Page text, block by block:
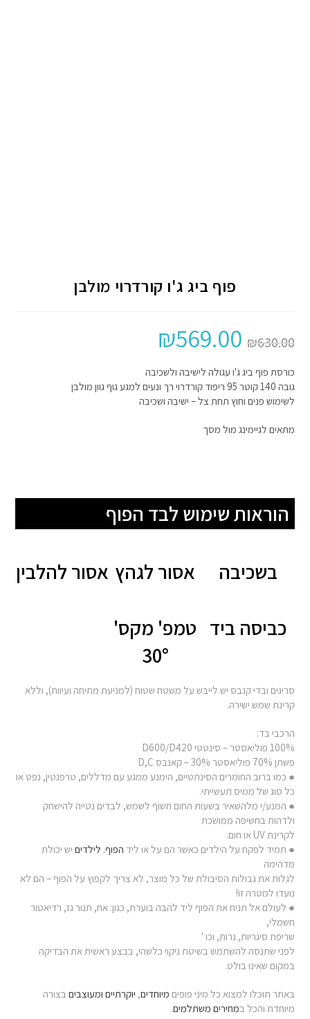
פוף ביג ג'ו קורדרוי מולבן
₪630.00
₪569.00
כורסת פוף ביג ג'ו עגולה לישיבה ולשכיבה
גובה 140 קוטר 95 ריפוד קורדרוי רך ונעים למגע גוף גוון מולבן
לשימוש פנים וחוץ תחת צל – ישיבה ושכיבה
מתאים לגיימינג מול מסך
הוראות שימוש לבד הפוף
בשכיבה אסור לגהץ אסור להלבין
כביסה ביד טמפ' מקס'
30°
סריגים ובדי קנבס יש לייבש על משטח שטוח (למניעת מתיחה ועיוות), וללא
קרינת שמש ישירה.
הרכבי בד:
100% פוליאסטר – סינטטי D600/D420
פשתן 70% פוליאסטר 30% – קאנבס D,C
● כמו ברוב החומרים הסינתטיים, הימנע ממגע עם מדללים, טרפנטין, נפט או
כל סוג של ממיס תעשייתי.
● המנע/י מלהשאיר בשעות החום חשוף לשמש, לבדים נטייה להישחק
ולדהות בחשיפה ממושכת
לקרינת UV או חום.
● תמיד לפקח על הילדים כאשר הם על או ליד הפוף. לילדים יש יכולת
מדהימה
לגלות את גבולות הסיבולת של כל מוצר, לא צריך לקפוץ על הפוף – הם לא
נועדו למטרה זו!
● לעולם אל תניח את הפוף ליד להבה בוערת, כגון: אח, תנור גז, רדיאטור
חשמלי,
שריפת סיגריות, נרות, וכו '
לפני שתנסה להשתמש בשיטת ניקוי כלשהי, בבצע ראשית את הבדיקה
במקום שאינו בולט.
באתר תוכלו למצוא כל מיני פופים מיוחדים, יוקרתיים ומעוצבים בצורה
מיוחדת והכל במחירים משתלמים.